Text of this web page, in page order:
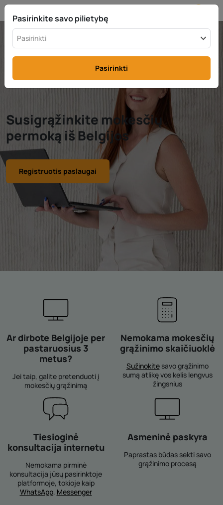
Susigrąžinkite mokesčių
permoką iš Belgijos
Registruotis paslaugai
Ar dirbote Belgijoje per
pastaruosius 3
metus?
Jei taip, galite pretenduoti į
mokesčių grąžinimą
Nemokama mokesčių
grąžinimo skaičiuoklė
Sužinokitesavo grąžinimo
sumą atlikę vos kelis lengvus
žingsnius
Tiesioginė
konsultacija internetu
Nemokama pirminė
konsultacija jūsų pasirinktoje
platformoje, tokioje kaip
WhatsApp, Messenger
Asmeninė paskyra
Paprastas būdas sekti savo
grąžinimo procesą
Pasirinkite savo pilietybę
Pasirinkti
Pasirinkti